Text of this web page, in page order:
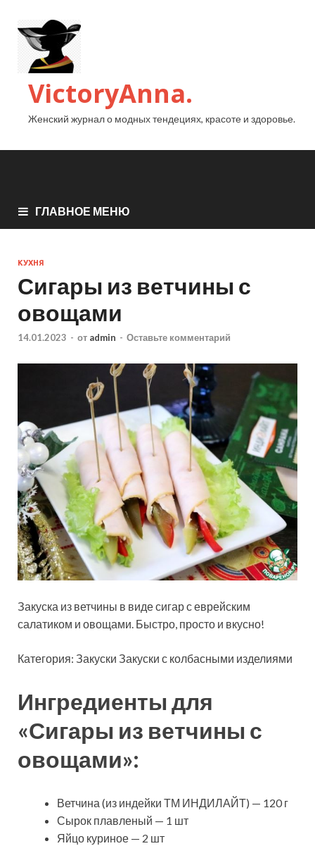
VictoryAnna.
Женский журнал о модных тендециях, красоте и здоровье.
ГЛАВНОЕ МЕНЮ
КУХНЯ
Сигары из ветчины с
овощами
14.01.2023 - от admin - Оставьте комментарий
Закуска из ветчины в виде сигар с еврейским
салатиком и овощами. Быстро, просто и вкусно!
Категория: Закуски Закуски с колбасными изделиями
Ингредиенты для
«Сигары из ветчины с
овощами»:
Ветчина (из индейки ТМ ИНДИЛАЙТ) — 120 г
Сырок плавленый — 1 шт
Яйцо куриное — 2 шт